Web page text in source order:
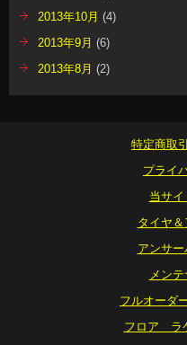
2013年10月 (4)
2013年9月 (6)
2013年8月 (2)
特定商取
プライ
当サ
タイヤ
アンサ
メン
フルオーダ
フロア ラ